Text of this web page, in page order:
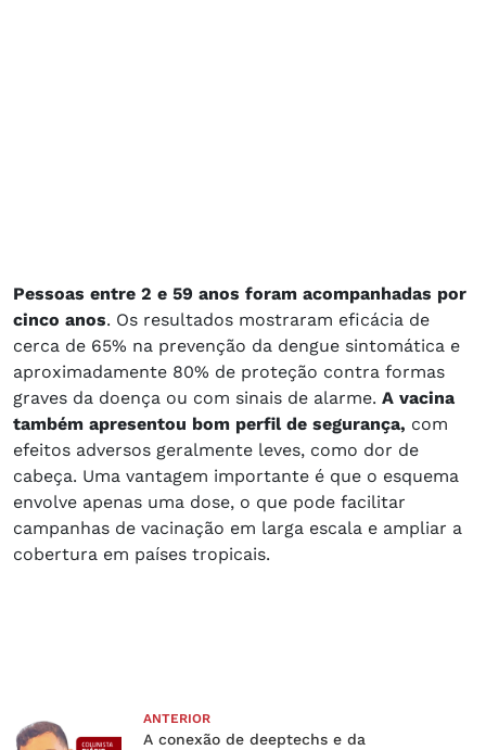
Pessoas entre 2 e 59 anos foram acompanhadas por
cinco anos. Os resultados mostraram eficácia de
cerca de 65% na prevenção da dengue sintomática e
aproximadamente 80% de proteção contra formas
graves da doença ou com sinais de alarme. A vacina
também apresentou bom perfil de segurança, com
efeitos adversos geralmente leves, como dor de
cabeça. Uma vantagem importante é que o esquema
envolve apenas uma dose, o que pode facilitar
campanhas de vacinação em larga escala e ampliar a
cobertura em países tropicais.
ANTERIOR
A conexão de deeptechs e da